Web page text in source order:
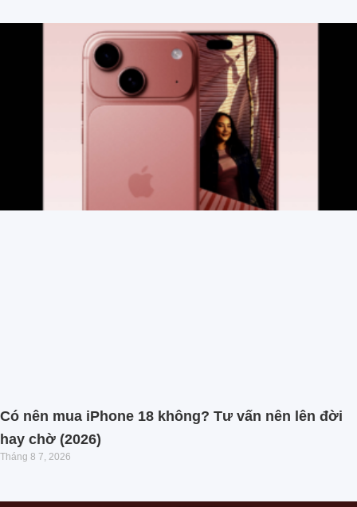
Có nên mua iPhone 18 không? Tư vấn nên lên đời
hay chờ (2026)
Tháng 8 7, 2026